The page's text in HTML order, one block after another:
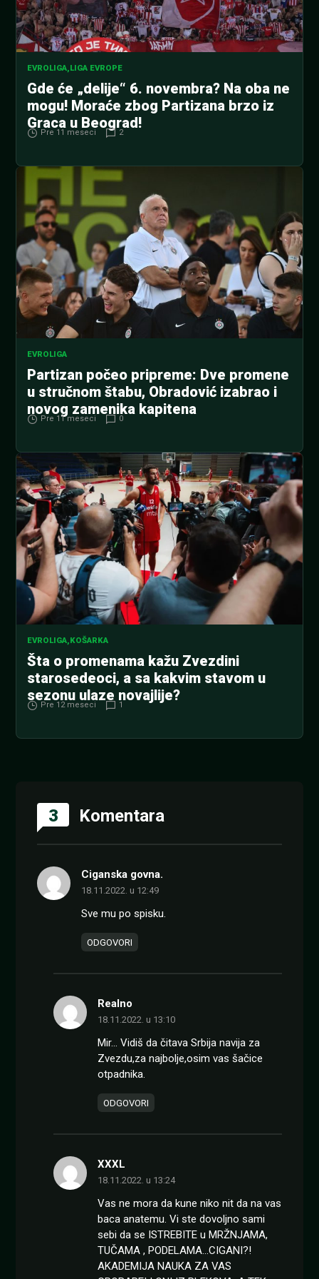
EVROLIGA LIGA EVROPE
Gde će „delije“ 6. novembra? Na oba ne
mogu! Moraće zbog Partizana brzo iz
Graca u Beograd!
Pre 11 meseci 2
EVROLIGA
Partizan počeo pripreme: Dve promene
u stručnom štabu, Obradović izabrao i
novog zamenika kapitena
Pre 11 meseci 0
EVROLIGA,KOŠARKA
Šta o promenama kažu Zvezdini
starosedeoci, a sa kakvim stavom u
sezonu ulaze novajlije?
Pre 12 meseci 1
3 Komentara
Ciganska govna.
18.11.2022. u 12:49
Sve mu po spisku.
ODGOVORI
Realno
18.11.2022. u 13:10
Mir… Vidiš da čitava Srbija navija za
Zvezdu,za najbolje,osim vas šačice
otpadnika.
ODGOVORI
XXXL
18.11.2022. u 13:24
Vas ne mora da kune niko nit da na vas
baca anatemu. Vi ste dovoljno sami
sebi da se ISTREBITE u MRŽNJAMA,
TUČAMA , PODELAMA…CIGANI?!
AKADEMIJA NAUKA ZA VAS